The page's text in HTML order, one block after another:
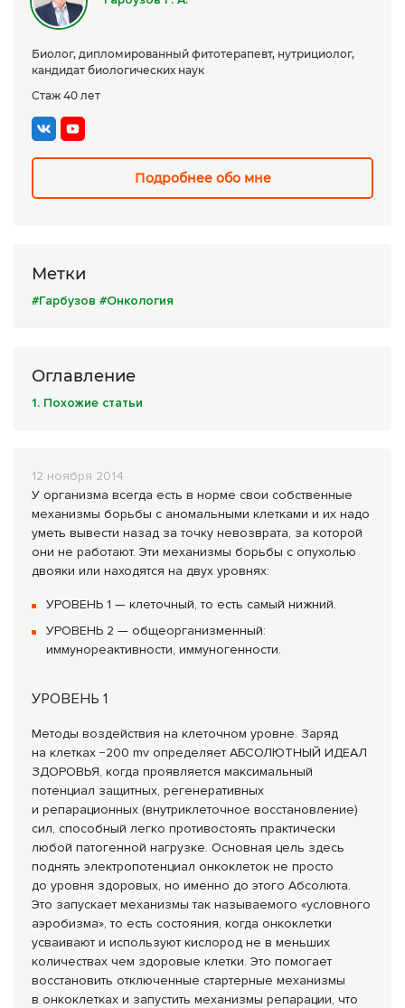
Сборы трав
Урбеч
Травяной чай
Специи
Крупы
Натуральные растительные масла
Натуральное мыло
Средства личной гигиены
Книги Гарбузова Г.А.
Комплексные программы лечения
12 ноября 2014
У организма всегда есть в норме свои собственные
механизмы борьбы с аномальными клетками и их надо
уметь вывести назад за точку невозврата, за которой
они не работают. Эти механизмы борьбы с опухолью
двояки или находятся на двух уровнях:
УРОВЕНЬ 1 — клеточный, то есть самый нижний.
УРОВЕНЬ 2 — общеорганизменный:
иммунореактивности, иммуногенности.
УРОВЕНЬ 1
Методы воздействия на клеточном уровне. Заряд
на клетках −200 mv определяет АБСОЛЮТНЫЙ ИДЕАЛ
ЗДОРОВЬЯ, когда проявляется максимальный
потенциал защитных, регенеративных
и репарационных (внутриклеточное восстановление)
сил, способный легко противостоять практически
любой патогенной нагрузке. Основная цель здесь
поднять электропотенциал онкоклеток не просто
до уровня здоровых, но именно до этого Абсолюта.
Это запускает механизмы так называемого «условного
аэробизма», то есть состояния, когда онкоклетки
усваивают и используют кислород не в меньших
количествах чем здоровые клетки. Это помогает
восстановить отключенные стартерные механизмы
в онкоклетках и запустить механизмы репарации, что
Биолог, дипломированный фитотерапевт, нутрициолог,
кандидат биологических наук
Стаж 40 лет
Подробнее обо мне
Метки
#Гарбузов #Онкология
Оглавление
1. Похожие статьи